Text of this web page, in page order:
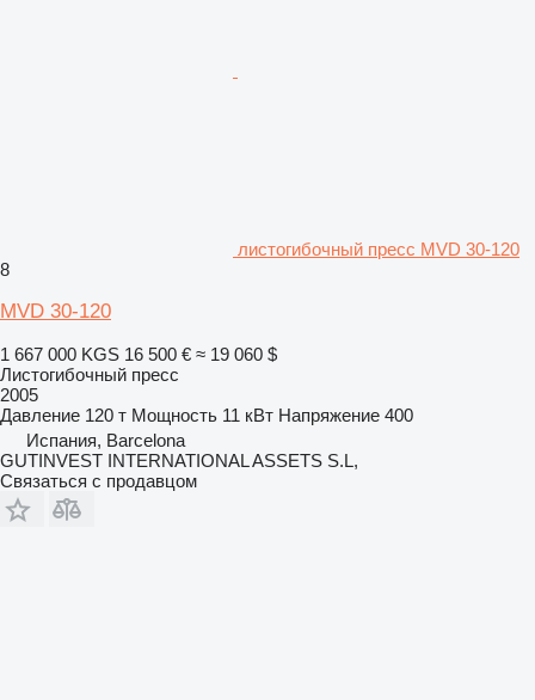
листогибочный пресс MVD 30-120
8
MVD 30-120
1 667 000 KGS 16 500 € ≈ 19 060 $
Листогибочный пресс
2005
Давление 120 т Мощность 11 кВт Напряжение 400
Испания, Barcelona
GUTINVEST INTERNATIONAL ASSETS S.L,
Связаться с продавцом